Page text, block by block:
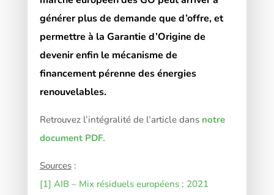
générer plus de demande que d’offre, et
permettre à la Garantie d’Origine de
devenir enfin le mécanisme de
financement pérenne des énergies
renouvelables.
Retrouvez l’intégralité de l’article dans notre
document PDF.
Sources:
[1] AIB – Mix résiduels européens ; 2021